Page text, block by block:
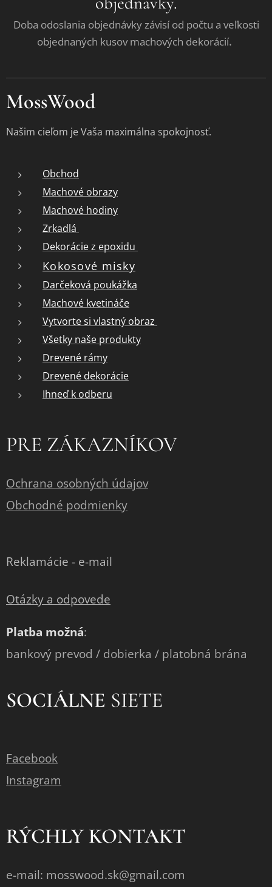
Doba odoslania objednávky závisí od počtu a veľkosti
objednaných kusov machových dekorácií.
MossWood
Našim cieľom je Vaša maximálna spokojnosť.
Obchod
Machové obrazy
Machové hodiny
Zrkadlá
Dekorácie z epoxidu
Kokosové misky
Darčeková poukážka
Machové kvetináče
Vytvorte si vlastný obraz
Všetky naše produkty
Drevené rámy
Drevené dekorácie
Ihneď k odberu
PRE ZÁKAZNÍKOV
Ochrana osobných údajov
Obchodné podmienky
Reklamácie - e-mail
Otázky a odpovede
Platba možná:
bankový prevod / dobierka / platobná brána
SOCIÁLNE SIETE
Facebook
Instagram
RÝCHLY KONTAKT
e-mail: mosswood.sk@gmail.com